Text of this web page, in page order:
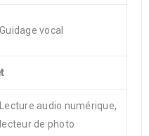
Guidage vocal
Lecture audio numérique,
lecteur de photo